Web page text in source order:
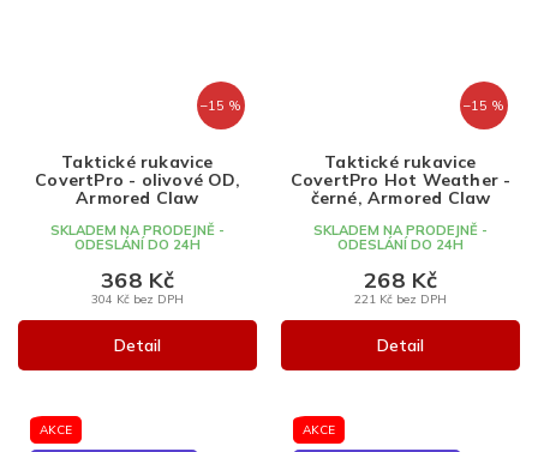
–15 %
Taktické rukavice
CovertPro - olivové OD,
Armored Claw
SKLADEM NA PRODEJNĚ -
ODESLÁNÍ DO 24H
304 Kč bez DPH
368 Kč
Detail
–15 %
Taktické rukavice
CovertPro Hot Weather -
černé, Armored Claw
SKLADEM NA PRODEJNĚ -
ODESLÁNÍ DO 24H
221 Kč bez DPH
268 Kč
Detail
AKCE AKCE